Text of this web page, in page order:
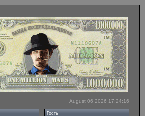
August 06 2026 17:24:16
Гость